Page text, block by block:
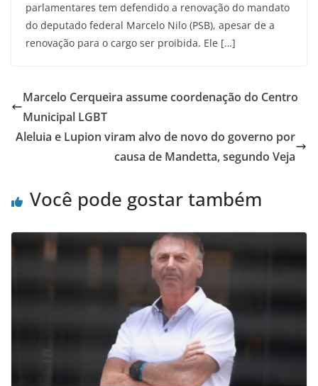
parlamentares tem defendido a renovação do mandato
do deputado federal Marcelo Nilo (PSB), apesar de a
renovação para o cargo ser proibida. Ele […]
Marcelo Cerqueira assume coordenação do Centro
Municipal LGBT
Aleluia e Lupion viram alvo de novo do governo por
causa de Mandetta, segundo Veja
Você pode gostar também